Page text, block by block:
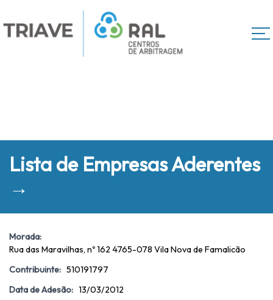
Lista de Empresas Aderentes
→
Morada:
Rua das Maravilhas, nº 162 4765-078 Vila Nova de Famalicão
Contribuinte: 510191797
Data de Adesão: 13/03/2012